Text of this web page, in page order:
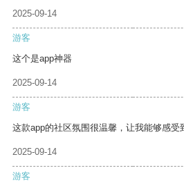
2025-09-14
游客
这个是app神器
2025-09-14
游客
这款app的社区氛围很温馨，让我能够感受
2025-09-14
游客